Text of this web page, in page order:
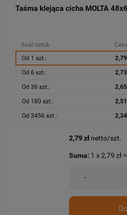
Taśma klejąca cicha MOLTA
Ilość sztuk
Od 1 szt.:
2,79
Od 6 szt.: 2,73
Od 36 szt.: 2,65
Od 180 szt.: 2,51
Od 3456 szt.: 2,34
2,79 zł netto/szt.
-
Suma: 1 x2,79 zł =